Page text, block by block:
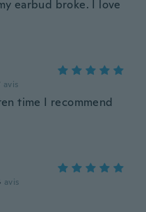
earbud broke. I love
avis
time I recommend
avis